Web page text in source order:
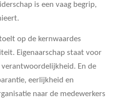
is een vaag begrip,
op de kernwaardes
Eigenaarschap staat voor
En de
eerlijkheid en
naar de medewerkers